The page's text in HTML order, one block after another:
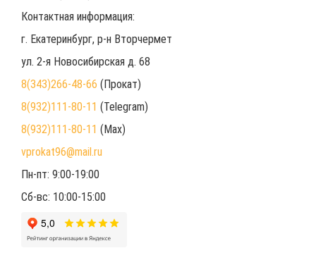
Контактная информация:
г. Екатеринбург, р-н Вторчермет
ул. 2-я Новосибирская д. 68
8(343)266-48-66 (Прокат)
8(932)111-80-11 (Telegram)
8(932)111-80-11 (Max)
vprokat96@mail.ru
Пн-пт: 9:00-19:00
Сб-вс: 10:00-15:00